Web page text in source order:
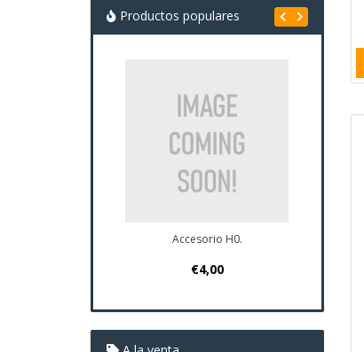
Productos populares
Accesorio H0.
€4,00